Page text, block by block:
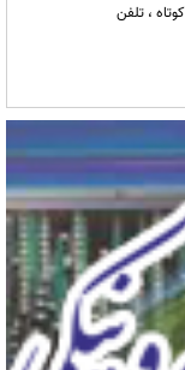
، تلفن